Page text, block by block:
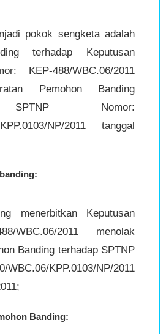
pokok sengketa adalah
terhadap Keputusan
KEP-488/WBC.06/2011
Pemohon Banding
Nomor:
NP/2011 tanggal
menerbitkan Keputusan
WBC.06/2011 menolak
Banding terhadap SPTNP
KPP.0103/NP/2011
Banding: